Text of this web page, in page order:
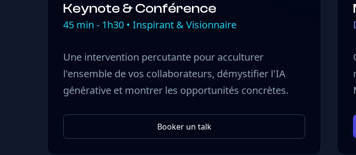
Keynote & Conférence
45 min - 1h30 • Inspirant & Visionnaire
Une intervention percutante pour acculturer
l'ensemble de vos collaborateurs, démystifier l'IA
générative et montrer les opportunités concrètes.
Booker un talk